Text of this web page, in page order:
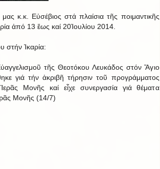
κ.κ. Εὐσέβιος στά πλαίσια τῆς ποιμαντικῆς
ἀπό 13 ἕως καί 20Ἰουλίου 2014.
στήν Ἰκαρία:
τῆς Θεοτόκου Λευκάδος στόν Ἅγιο
γιά τήν ἀκριβῆ τήρησιν τοῦ προγράμματος
Μονῆς καί εἶχε συνεργασία γιά θέματα
Μονῆς (14/7)